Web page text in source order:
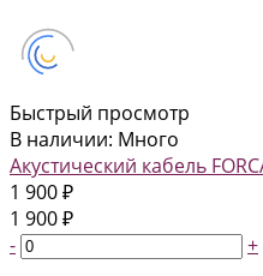
Быстрый просмотр
В наличии: Много
Акустический кабель
1 900 ₽
1 900 ₽
-
+